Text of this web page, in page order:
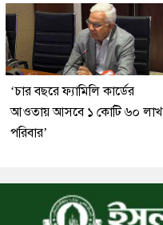
‘চার বছরে ফ্যামিলি কার্ডের
আওতায় আসবে ১ কোটি ৬০ লাখ
পরিবার’